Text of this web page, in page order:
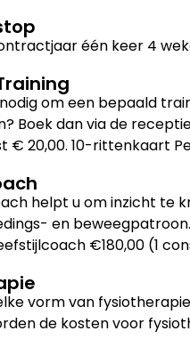
één keer 4
om een bepaald
Boek dan via de
€ 20,00. 10-rittenkaart
helpt u om inzicht te
en beweegpatroon.
€180,00 (1
vorm van
de kosten voor